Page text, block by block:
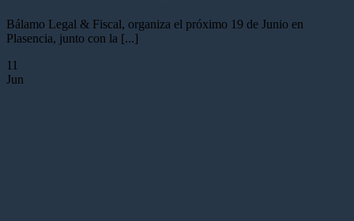
Bálamo Legal & Fiscal, organiza el próximo 19 de Junio en
Plasencia, junto con la [...]
11
Jun